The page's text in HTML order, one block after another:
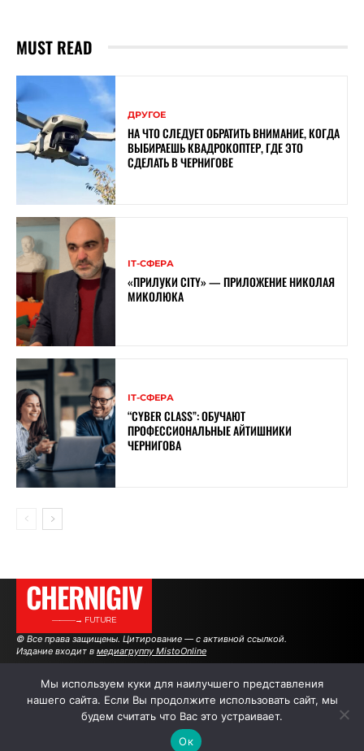
MUST READ
ДРУГОЕ
НА ЧТО СЛЕДУЕТ ОБРАТИТЬ ВНИМАНИЕ, КОГДА
ВЫБИРАЕШЬ КВАДРОКОПТЕР, ГДЕ ЭТО
СДЕЛАТЬ В ЧЕРНИГОВЕ
ІТ-СФЕРА
«ПРИЛУКИ CITY» — ПРИЛОЖЕНИЕ НИКОЛАЯ
МИКОЛЮКА
ІТ-СФЕРА
“CYBER ​​CLASS”: ОБУЧАЮТ
ПРОФЕССИОНАЛЬНЫЕ АЙТИШНИКИ
ЧЕРНИГОВА
CHERNIGIV
———→ FUTURE
© Все права защищены. Цитирование — с активной ссылкой.
Издание входит в медиагруппу MistoOnline
АВТОРЫ РЕКЛАМА НА САЙТЕ
Мы используем куки для наилучшего представления
нашего сайта. Если Вы продолжите использовать сайт, мы
будем считать что Вас это устраивает.
Ок